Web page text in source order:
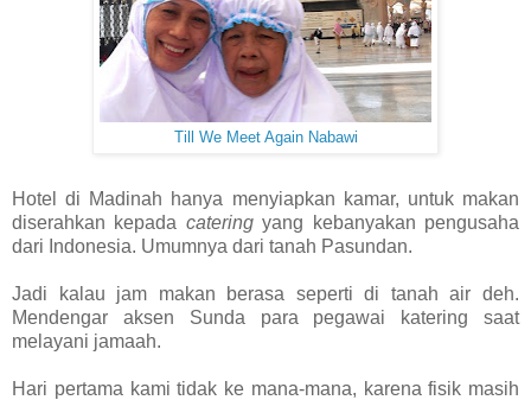
Till We Meet Again Nabawi
Hotel di Madinah hanya menyiapkan kamar, untuk makan
diserahkan kepada cateringyang kebanyakan pengusaha
dari Indonesia. Umumnya dari tanah Pasundan.
Jadi kalau jam makan berasa seperti di tanah air deh.
Mendengar aksen Sunda para pegawai katering saat
melayani jamaah.
Hari pertama kami tidak ke mana-mana, karena fisik masih